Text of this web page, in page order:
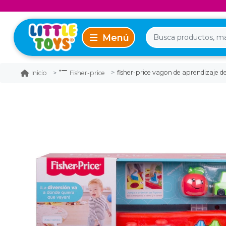
Inicio Fisher-price fisher-price vagon de aprendizaje